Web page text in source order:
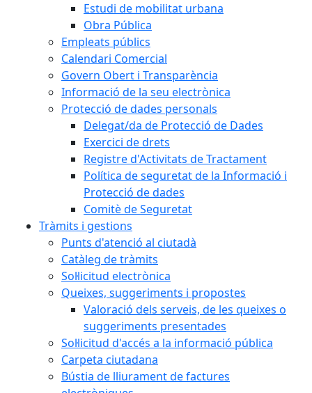
Estudi de mobilitat urbana
Obra Pública
Empleats públics
Calendari Comercial
Govern Obert i Transparència
Informació de la seu electrònica
Protecció de dades personals
Delegat/da de Protecció de Dades
Exercici de drets
Registre d'Activitats de Tractament
Política de seguretat de la Informació i
Protecció de dades
Comitè de Seguretat
Tràmits i gestions
Punts d'atenció al ciutadà
Catàleg de tràmits
Sol·licitud electrònica
Queixes, suggeriments i propostes
Valoració dels serveis, de les queixes o
suggeriments presentades
Sol·licitud d'accés a la informació pública
Carpeta ciutadana
Bústia de lliurament de factures